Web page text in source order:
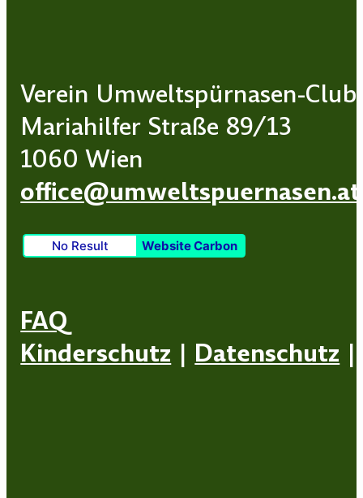
Verein Umweltspürnasen-Club
Mariahilfer Straße 89/13
1060 Wien
office@umweltspuernasen.at
No Result Website Carbon
FAQ
Kinderschutz | Datenschutz |